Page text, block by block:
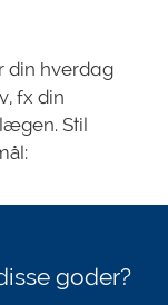
din hverdag
fx din
Stil
goder?